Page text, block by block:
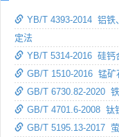
YB/T 4393-2014 铝铁
定法
YB/T 5314-2016 硅钙
GB/T 1510-2016 锰矿
GB/T 6730.82-2020
GB/T 4701.6-2008 钛
GB/T 5195.13-2017